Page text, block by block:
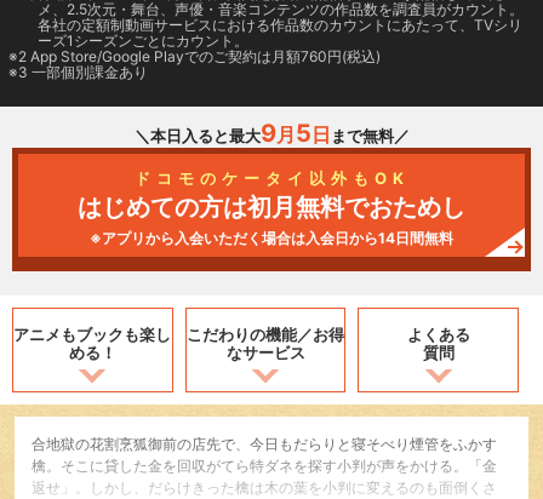
メ、2.5次元・舞台、声優・音楽コンテンツの作品数を調査員がカウント。
各社の定額制動画サービスにおける作品数のカウントにあたって、TVシリ
ーズ1シーズンごとにカウント。
2 App Store/Google Playでのご契約は月額760円(税込)
3 一部個別課金あり
＼本日入ると最大9月 5 日 まで無料／
ドコモのケータイ以外もOK
はじめての方は初月無料でおためし
※アプリから入会いただく場合は入会日から14日間無料
アニメもブックも楽し
める！
こだわりの機能／お得
なサービス
よくある
質問
合地獄の花割烹狐御前の店先で、今日もだらりと寝そべり煙管をふかす
檎。そこに貸した金を回収がてら特ダネを探す小判が声をかける。「金
返せ」。しかし、だらけきった檎は木の葉を小判に変えるのも面倒くさ